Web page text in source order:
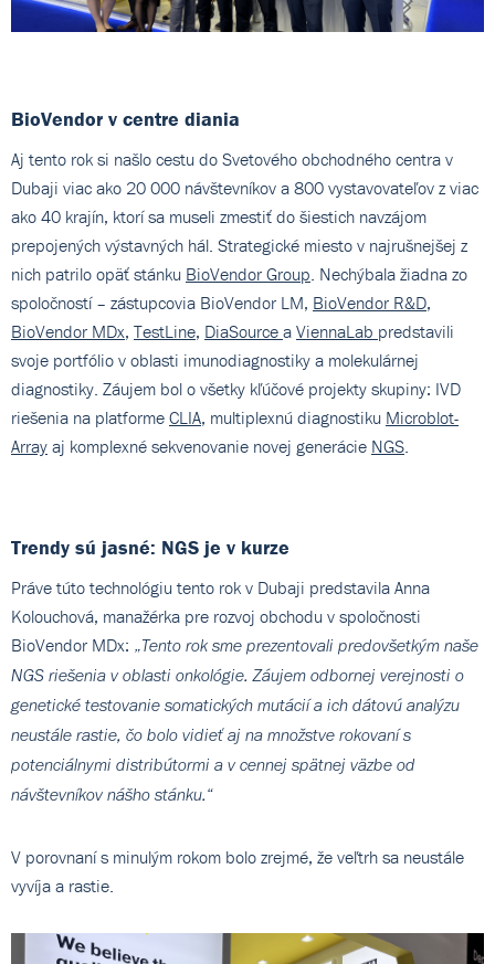
BioVendor v centre diania
Aj tento rok si našlo cestu do Svetového obchodného centra v
Dubaji viac ako 20 000 návštevníkov a 800 vystavovateľov z viac
ako 40 krajín, ktorí sa museli zmestiť do šiestich navzájom
prepojených výstavných hál. Strategické miesto v najrušnejšej z
nich patrilo opäť stánku BioVendor Group. Nechýbala žiadna zo
spoločností – zástupcovia BioVendor LM, BioVendor R&D,
BioVendor MDx, TestLine, DiaSource a ViennaLab predstavili
svoje portfólio v oblasti imunodiagnostiky a molekulárnej
diagnostiky. Záujem bol o všetky kľúčové projekty skupiny: IVD
riešenia na platforme CLIA, multiplexnú diagnostiku Microblot-
Array aj komplexné sekvenovanie novej generácie NGS.
Trendy sú jasné: NGS je v kurze
Práve túto technológiu tento rok v Dubaji predstavila Anna
Kolouchová, manažérka pre rozvoj obchodu v spoločnosti
BioVendor MDx: „Tento rok sme prezentovali predovšetkým naše
NGS riešenia v oblasti onkológie. Záujem odbornej verejnosti o
genetické testovanie somatických mutácií a ich dátovú analýzu
neustále rastie, čo bolo vidieť aj na množstve rokovaní s
potenciálnymi distribútormi a v cennej spätnej väzbe od
návštevníkov nášho stánku.“
V porovnaní s minulým rokom bolo zrejmé, že veľtrh sa neustále
vyvíja a rastie.